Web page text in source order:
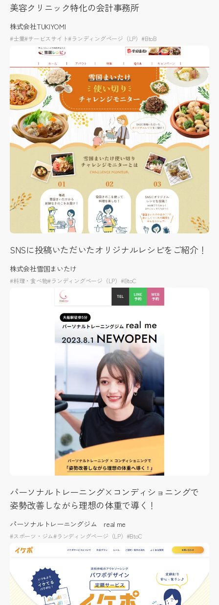
美容クリニック特化の会計事務所
株式会社TUKIYOMI
#士業#サービスサイト#ランディングページ（LP）#BtoB
SNSに投稿いただいたオリジナルレシピをご紹介！
株式会社雪国まいたけ
#料理・食べ物#ランディングページ（LP） #BtoC
パーソナルトレーニング×コンディショニングで
姿勢改善しながら理想の体重で導く！
パーソナルトレーニングジム real me
#スポーツ・ジム#ランディングページ（LP） #BtoC